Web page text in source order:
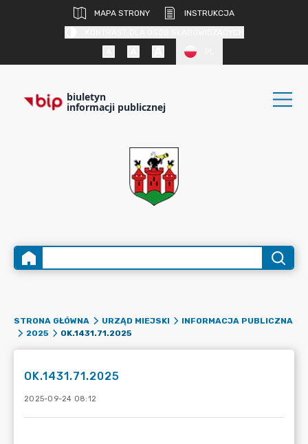
MAPA STRONY
INSTRUKCJA
biuletyn
informacji publicznej
STRONA GŁÓWNA URZĄD MIEJSKI
INFORMACJA PUBLICZNA
2025
OK.1431.71.2025
OK.1431.71.2025
2025-09-24 08:12